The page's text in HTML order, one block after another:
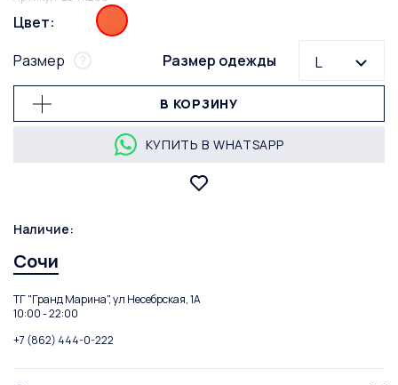
Цвет:
Размер одежды
L
Размер
В КОРЗИНУ
КУПИТЬ В WHATSAPP
Наличие:
Сочи
ТГ "Гранд Марина", ул Несебрская, 1А
10:00 - 22:00
+7 (862) 444-0-222